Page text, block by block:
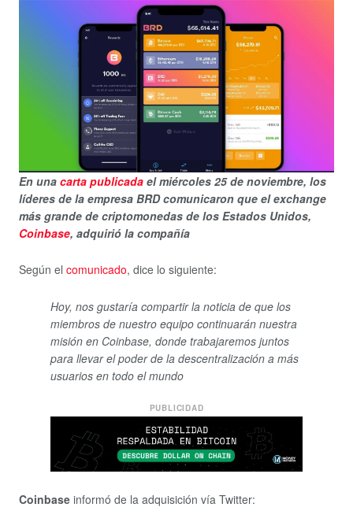
En una carta publicada el miércoles 25 de noviembre, los
líderes de la empresa BRD comunicaron que el exchange
más grande de criptomonedas de los Estados Unidos,
Coinbase, adquirió la compañía
Según el comunicado, dice lo siguiente:
Hoy, nos gustaría compartir la noticia de que los
miembros de nuestro equipo continuarán nuestra
misión en Coinbase, donde trabajaremos juntos
para llevar el poder de la descentralización a más
usuarios en todo el mundo
PUBLICIDAD
Coinbase informó de la adquisición vía Twitter: